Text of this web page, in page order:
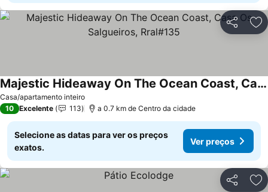
Partilhar
Casa/apartamento inteiro
Majestic Hideaway On The Ocean Coast, Casa Os Salgueiros, Rral#135
10 Excelente 113 a 0.7 km de Centro da cidade
Selecione as datas para ver os preços
exatos.
Ver preços
Partilhar